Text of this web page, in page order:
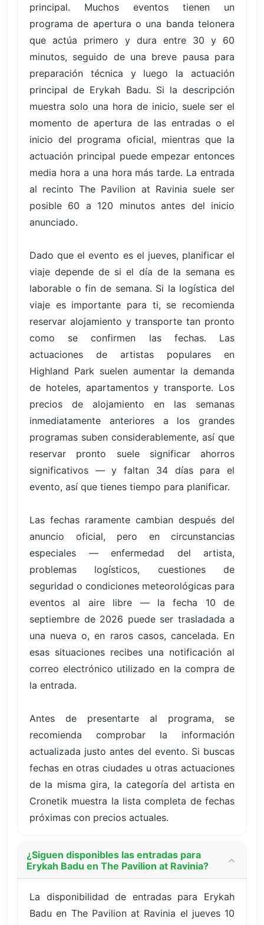
principal. Muchos eventos tienen un
programa de apertura o una banda telonera
que actúa primero y dura entre 30 y 60
minutos, seguido de una breve pausa para
preparación técnica y luego la actuación
principal de Erykah Badu. Si la descripción
muestra solo una hora de inicio, suele ser el
momento de apertura de las entradas o el
inicio del programa oficial, mientras que la
actuación principal puede empezar entonces
media hora a una hora más tarde. La entrada
al recinto The Pavilion at Ravinia suele ser
posible 60 a 120 minutos antes del inicio
anunciado.
Dado que el evento es el jueves, planificar el
viaje depende de si el día de la semana es
laborable o fin de semana. Si la logística del
viaje es importante para ti, se recomienda
reservar alojamiento y transporte tan pronto
como se confirmen las fechas. Las
actuaciones de artistas populares en
Highland Park suelen aumentar la demanda
de hoteles, apartamentos y transporte. Los
precios de alojamiento en las semanas
inmediatamente anteriores a los grandes
programas suben considerablemente, así que
reservar pronto suele significar ahorros
significativos — y faltan 34 días para el
evento, así que tienes tiempo para planificar.
Las fechas raramente cambian después del
anuncio oficial, pero en circunstancias
especiales — enfermedad del artista,
problemas logísticos, cuestiones de
seguridad o condiciones meteorológicas para
eventos al aire libre — la fecha 10 de
septiembre de 2026 puede ser trasladada a
una nueva o, en raros casos, cancelada. En
esas situaciones recibes una notificación al
correo electrónico utilizado en la compra de
la entrada.
Antes de presentarte al programa, se
recomienda comprobar la información
actualizada justo antes del evento. Si buscas
fechas en otras ciudades u otras actuaciones
de la misma gira, la categoría del artista en
Cronetik muestra la lista completa de fechas
próximas con precios actuales.
¿Siguen disponibles las entradas para
Erykah Badu en The Pavilion at Ravinia?
La disponibilidad de entradas para Erykah
Badu en The Pavilion at Ravinia el jueves 10